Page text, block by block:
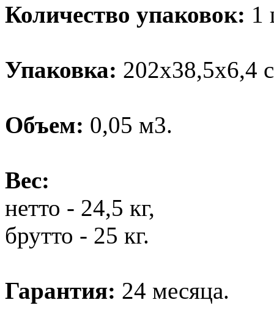
Количество упаковок: 1
Упаковка: 202х38,5х6,4
Объем: 0,05 м3.
Вес:
нетто - 24,5 кг,
брутто - 25 кг.
Гарантия: 24 месяца.